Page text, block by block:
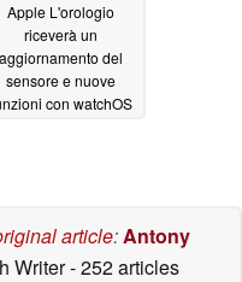
Apple L'orologio
riceverà un
aggiornamento del
sensore e nuove
con watchOS
article:Antony
Writer- 252 articles